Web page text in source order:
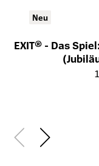
Neu
EXIT® - Das
Öffnet die Detailseite